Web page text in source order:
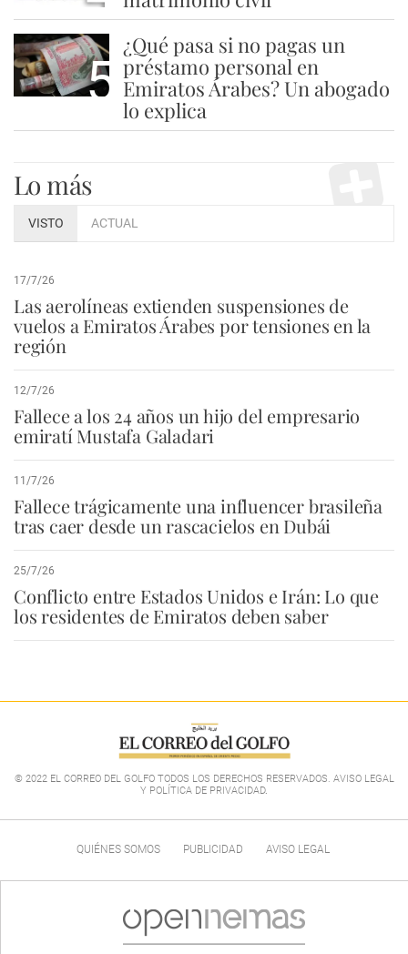
5
¿Qué pasa si no pagas un
préstamo personal en
Emiratos Árabes? Un abogado
lo explica
Lo más
VISTO ACTUAL
17/7/26
Las aerolíneas extienden suspensiones de
vuelos a Emiratos Árabes por tensiones en la
región
12/7/26
Fallece a los 24 años un hijo del empresario
emiratí Mustafa Galadari
11/7/26
Fallece trágicamente una influencer brasileña
tras caer desde un rascacielos en Dubái
25/7/26
Conflicto entre Estados Unidos e Irán: Lo que
los residentes de Emiratos deben saber
© 2022 EL CORREO DEL GOLFO TODOS LOS DERECHOS RESERVADOS. AVISO LEGAL
Y POLÍTICA DE PRIVACIDAD.
QUIÉNES SOMOS PUBLICIDAD AVISO LEGAL